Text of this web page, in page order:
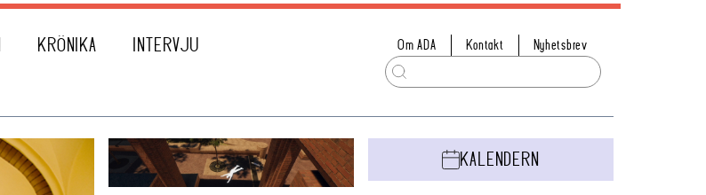
KRÖNIKA INTERVJU Om ADA Kontakt Nyhetsbrev
KALENDERN